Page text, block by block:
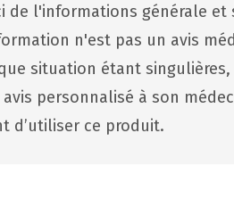
de l'informations générale et
n'est pas un avis
situation étant
personnalisé à son
d’utiliser ce produit.